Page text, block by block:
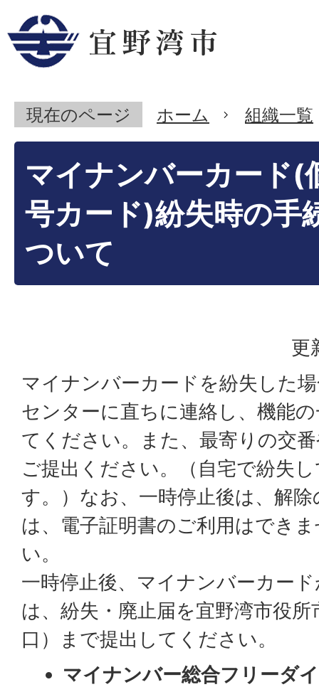
現在のページ ホーム 組織一覧
マイナンバーカード(
号カード)紛失時の手
ついて
更
マイナンバーカードを紛失した
センターに直ちに連絡し、機能
てください。また、最寄りの交
ご提出ください。（自宅で紛失
す。）なお、一時停止後は、解
は、電子証明書のご利用はでき
い。
一時停止後、マイナンバーカー
は、紛失・廃止届を宜野湾市役
口）まで提出してください。
マイナンバー総合フリーダ